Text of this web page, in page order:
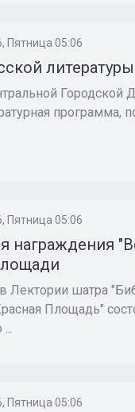
Пятница 05:06
литературы
Городской
программа,
Пятница 05:06
награждения
Лектории шатра
Площадь"
Пятница 05:06